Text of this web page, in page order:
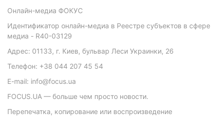
Онлайн-медиа ФОКУС
Идентификатор онлайн-медиа в Реестре субъектов в сфере
медиа - R40-03129
Адрес: 01133, г. Киев, бульвар Леси Украинки, 26
Телефон: +38 044 207 45 54
E-mail: info@focus.ua
FOCUS.UA — больше чем просто новости.
Перепечатка, копирование или воспроизведение